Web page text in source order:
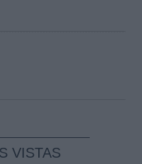
VISTAS